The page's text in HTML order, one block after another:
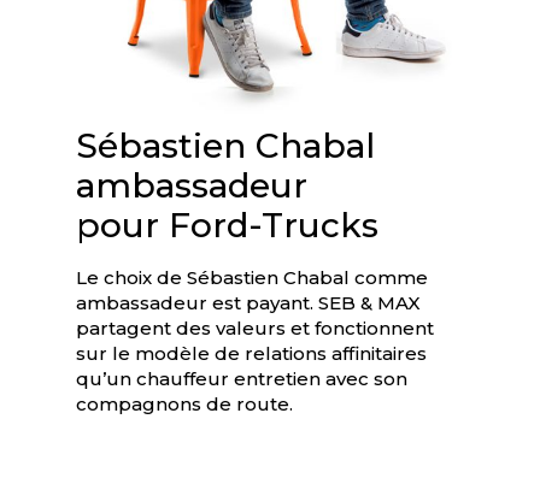
Sébastien Chabal
ambassadeur
pour Ford-Trucks
Le choix de Sébastien Chabal comme
ambassadeur est payant. SEB & MAX
partagent des valeurs et fonctionnent
sur le modèle de relations affinitaires
qu’un chauffeur entretien avec son
compagnons de route.